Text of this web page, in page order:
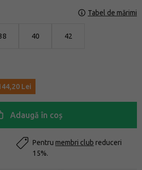
Tabel de mărimi
40 42
Lei
Adaugă în coș
Pentru membri club reduceri
15%.